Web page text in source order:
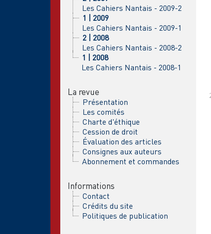
Les Cahiers Nantais - 2009-2
1 | 2009
Les Cahiers Nantais - 2009-1
2 | 2008
Les Cahiers Nantais - 2008-2
1 | 2008
Les Cahiers Nantais - 2008-1
La revue
Présentation
Les comités
Charte d'éthique
Cession de droit
Évaluation des articles
Consignes aux auteurs
Abonnement et commandes
Informations
Contact
Crédits du site
Politiques de publication